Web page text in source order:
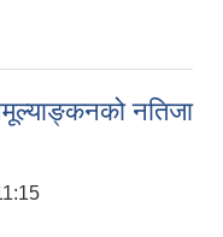
नतिजा